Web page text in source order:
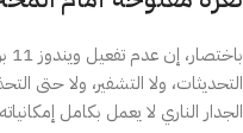
التحديثات، ولا التشفير، ولا حتى
الجدار الناري لا يعمل بكامل